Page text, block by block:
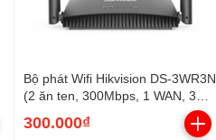
Bộ phát Wifi Hikvision DS-3WR3N
(2 ăn ten, 300Mbps, 1 WAN, 3
300.000₫